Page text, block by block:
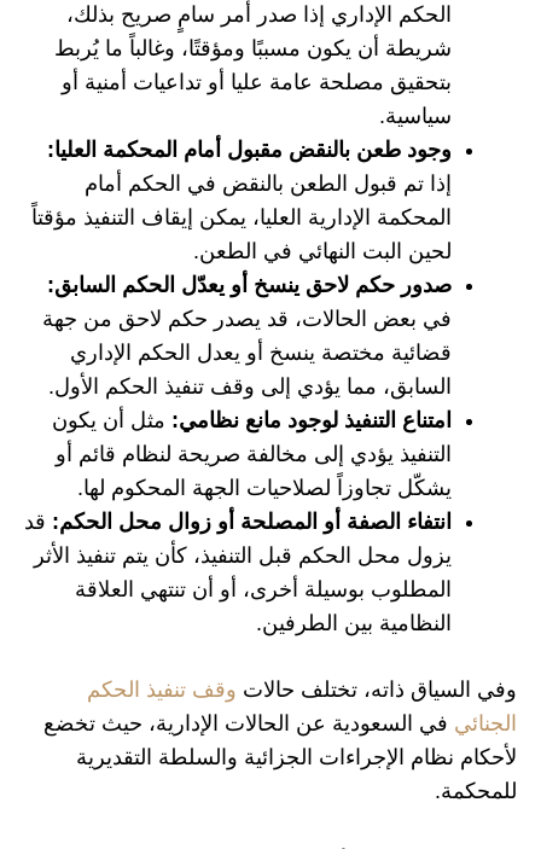
الحكم الإداري إذا صدر أمر سامٍ صريح بذلك،
شريطة أن يكون مسببًا ومؤقتًا، وغالباً ما يُربط
بتحقيق مصلحة عامة عليا أو تداعيات أمنية أو
سياسية.
وجود طعن بالنقض مقبول أمام المحكمة العليا:
إذا تم قبول الطعن بالنقض في الحكم أمام
المحكمة الإدارية العليا، يمكن إيقاف التنفيذ مؤقتاً
لحين البت النهائي في الطعن.
صدور حكم لاحق ينسخ أو يعدّل الحكم السابق:
في بعض الحالات، قد يصدر حكم لاحق من جهة
قضائية مختصة ينسخ أو يعدل الحكم الإداري
السابق، مما يؤدي إلى وقف تنفيذ الحكم الأول.
امتناع التنفيذ لوجود مانع نظامي: مثل أن يكون
التنفيذ يؤدي إلى مخالفة صريحة لنظام قائم أو
يشكّل تجاوزاً لصلاحيات الجهة المحكوم لها.
انتفاء الصفة أو المصلحة أو زوال محل الحكم: قد
يزول محل الحكم قبل التنفيذ، كأن يتم تنفيذ الأثر
المطلوب بوسيلة أخرى، أو أن تنتهي العلاقة
النظامية بين الطرفين.
وفي السياق ذاته، تختلف حالات وقف تنفيذ الحكم
الجنائي في السعودية عن الحالات الإدارية، حيث تخضع
لأحكام نظام الإجراءات الجزائية والسلطة التقديرية
للمحكمة.